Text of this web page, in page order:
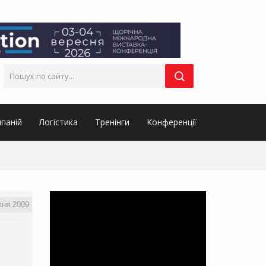
Логістика Тренінги Конференції
2009